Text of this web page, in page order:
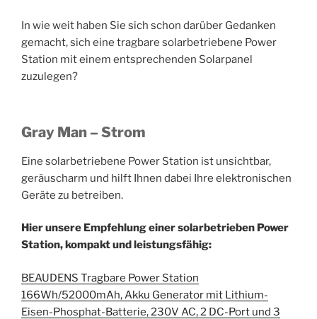
In wie weit haben Sie sich schon darüber Gedanken
gemacht, sich eine tragbare solarbetriebene Power
Station mit einem entsprechenden Solarpanel
zuzulegen?
Gray Man – Strom
Eine solarbetriebene Power Station ist unsichtbar,
geräuscharm und hilft Ihnen dabei Ihre elektronischen
Geräte zu betreiben.
Hier unsere Empfehlung einer solarbetrieben Power
Station, kompakt und leistungsfähig:
BEAUDENS Tragbare Power Station
166Wh/52000mAh, Akku Generator mit Lithium-
Eisen-Phosphat-Batterie, 230V AC, 2 DC-Port und 3